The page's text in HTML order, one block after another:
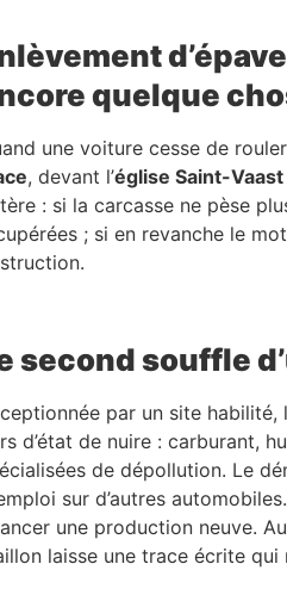
quelque
une voiture cesse de
, devant l’église Saint-Vaast
: si la carcasse ne pèse
; si en revanche le
second souffle
par un site
d’état de nuire : carburant,
de dépollution. Le
sur d’autres
une production neuve.
laisse une trace écrite